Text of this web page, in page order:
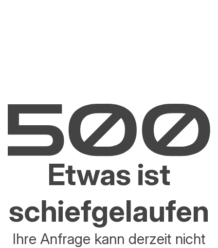
Etwas ist
schiefgelaufen
Ihre Anfrage kann derzeit nicht